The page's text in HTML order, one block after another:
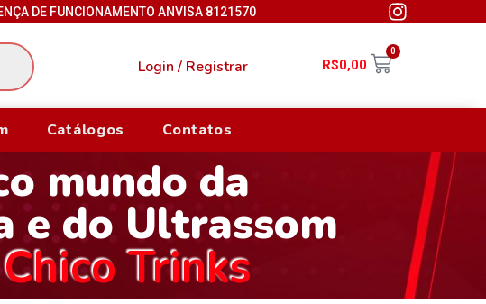
DE FUNCIONAMENTO ANVISA 8121570
Login / Registrar R$0,00
0
Catálogos Contatos
mundo da
e do Ultrassom
Chico Trinks